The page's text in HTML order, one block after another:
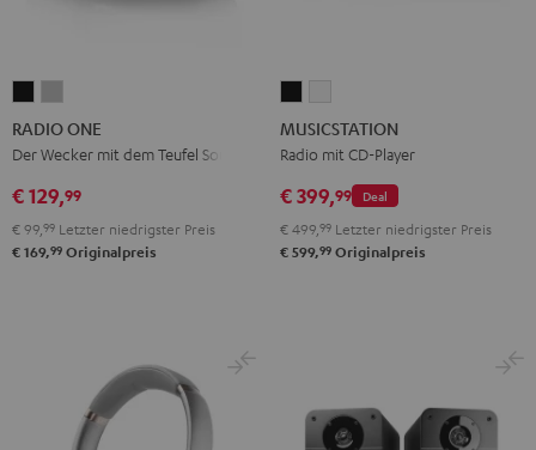
ONE
Black
ONE
Light
RADIO ONE
Der Wecker mit dem Teufel Sound
€ 129,99
€ 99, 99 Letzter niedrigster Preis
€ 169,99 Originalpreis
Schwarz
Weiß
MUSICSTATION
Radio mit CD-Player
Deal
€ 399,99
€ 499, 99 Letzter niedrigster Preis
€ 599,99 Originalpreis